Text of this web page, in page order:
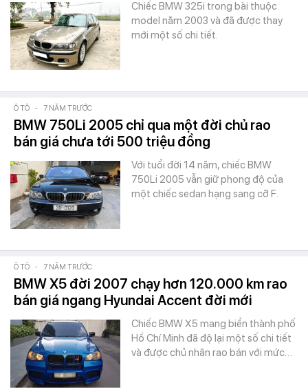
Chiếc BMW 325i trong bài thuộc
model năm 2003 và đã được thay
mới một số chi tiết.
Ô TÔ - 7 NĂM TRƯỚC
BMW 750Li 2005 chỉ qua một đời chủ rao
bán giá chưa tới 500 triệu đồng
Với tuổi đời 14 năm, chiếc BMW
750Li 2005 vẫn giữ phong độ của
một chiếc sedan hạng sang cỡ F.
Ô TÔ - 7 NĂM TRƯỚC
BMW X5 đời 2007 chạy hơn 120.000 km rao
bán giá ngang Hyundai Accent đời mới
Chiếc BMW X5 mang biển thành phố
Hồ Chí Minh đã độ lại một số chi tiết
và được chủ nhân rao bán với mức…